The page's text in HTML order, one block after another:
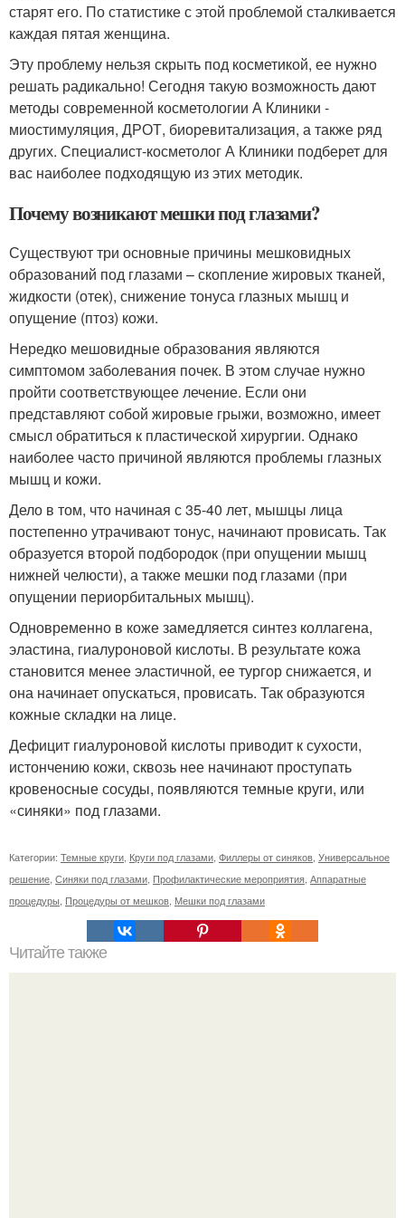
старят его. По статистике с этой проблемой сталкивается
каждая пятая женщина.
Эту проблему нельзя скрыть под косметикой, ее нужно
решать радикально! Сегодня такую возможность дают
методы современной косметологии А Клиники -
миостимуляция, ДРОТ, биоревитализация, а также ряд
других. Специалист-косметолог А Клиники подберет для
вас наиболее подходящую из этих методик.
Почему возникают мешки под глазами?
Существуют три основные причины мешковидных
образований под глазами – скопление жировых тканей,
жидкости (отек), снижение тонуса глазных мышц и
опущение (птоз) кожи.
Нередко мешовидные образования являются
симптомом заболевания почек. В этом случае нужно
пройти соответствующее лечение. Если они
представляют собой жировые грыжи, возможно, имеет
смысл обратиться к пластической хирургии. Однако
наиболее часто причиной являются проблемы глазных
мышц и кожи.
Дело в том, что начиная с 35-40 лет, мышцы лица
постепенно утрачивают тонус, начинают провисать. Так
образуется второй подбородок (при опущении мышц
нижней челюсти), а также мешки под глазами (при
опущении периорбитальных мышц).
Одновременно в коже замедляется синтез коллагена,
эластина, гиалуроновой кислоты. В результате кожа
становится менее эластичной, ее тургор снижается, и
она начинает опускаться, провисать. Так образуются
кожные складки на лице.
Дефицит гиалуроновой кислоты приводит к сухости,
истончению кожи, сквозь нее начинают проступать
кровеносные сосуды, появляются темные круги, или
«синяки» под глазами.
Категории: Темные круги Круги под глазами Филлеры от синяков Универсальное
решение Синяки под глазами Профилактические мероприятия Аппаратные
процедуры Процедуры от мешков Мешки под глазами
Читайте также